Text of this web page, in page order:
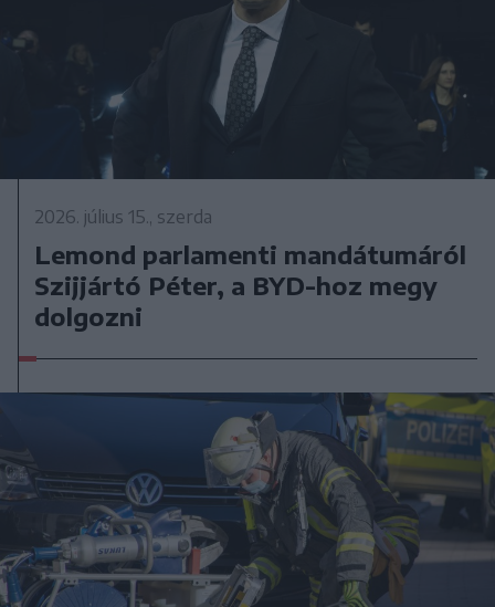
2026. július 15., szerda
Lemond parlamenti mandátumáról
Szijjártó Péter, a BYD-hoz megy
dolgozni